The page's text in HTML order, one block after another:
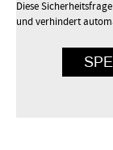
Diese
und verhindert